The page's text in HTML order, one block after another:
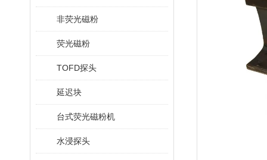
非荧光磁粉
荧光磁粉
TOFD探头
延迟块
台式荧光磁粉机
水浸探头